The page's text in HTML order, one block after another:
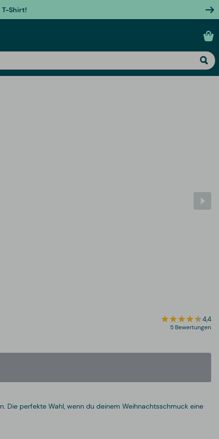
T-Shirt!
4,4
5 Bewertungen
Die perfekte Wahl, wenn du deinem Weihnachtsschmuck eine